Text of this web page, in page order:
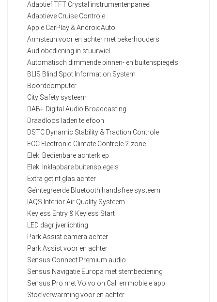
Adaptief TFT Crystal instrumentenpaneel
Adaptieve Cruise Controle
Apple CarPlay & AndroidAuto
Armsteun voor en achter met bekerhouders
Audiobediening in stuurwiel
Automatisch dimmende binnen- en buitenspiegels
BLIS Blind Spot Information System
Boordcomputer
City Safety systeem
DAB+ Digital Audio Broadcasting
Draadloos laden telefoon
DSTC Dynamic Stability & Traction Controle
ECC Electronic Climate Controle 2-zone
Elek. Bedienbare achterklep
Elek. Inklapbare buitenspiegels
Extra getint glas achter
Geïntegreerde Bluetooth handsfree systeem
IAQS Interior Air Quality Systeem
Keyless Entry & Keyless Start
LED dagrijverlichting
Park Assist camera achter
Park Assist voor en achter
Sensus Connect Premium audio
Sensus Navigatie Europa met stembediening
Sensus Pro met Volvo on Call en mobiele app
Stoelverwarming voor en achter